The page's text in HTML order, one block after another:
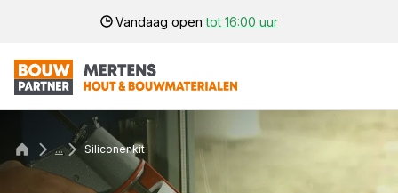
Vandaag opentot 16:00 uur
... Siliconenkit